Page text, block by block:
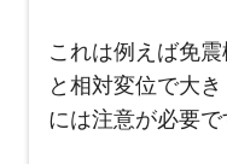
これは例えば免
と相対変位で大
には注意が必要で